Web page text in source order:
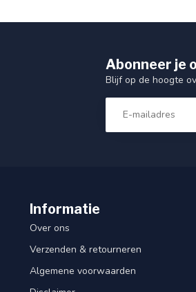
Abonneer je
Blijf op de hoogte
Informatie
Over ons
Verzenden & retourneren
Algemene voorwaarden